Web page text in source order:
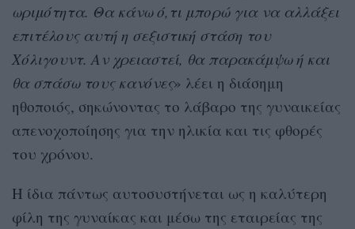
ωριμότητα. Θα κάνω ό,τι μπορώ για να αλλάξει
επιτέλους αυτή η σεξιστική στάση του
Χόλιγουντ. Αν χρειαστεί, θα παρακάμψω ή και
θα σπάσω τους κανόνες» λέει η διάσημη
ηθοποιός, σηκώνοντας το λάβαρο της γυναικείας
απενοχοποίησης για την ηλικία και τις φθορές
του χρόνου.
Η ίδια πάντως αυτοσυστήνεται ως η καλύτερη
φίλη της γυναίκας και μέσω της εταιρείας της